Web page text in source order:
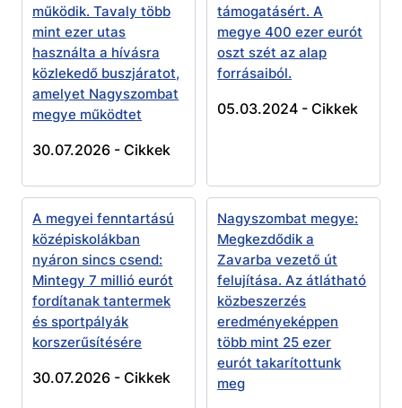
működik. Tavaly több
mint ezer utas
használta a hívásra
közlekedő buszjáratot,
amelyet Nagyszombat
megye működtet
30.07.2026 - Cikkek
támogatásért. A
megye 400 ezer eurót
oszt szét az alap
forrásaiból.
05.03.2024 - Cikkek
A megyei fenntartású
középiskolákban
nyáron sincs csend:
Mintegy 7 millió eurót
fordítanak tantermek
és sportpályák
korszerűsítésére
30.07.2026 - Cikkek
Nagyszombat megye:
Megkezdődik a
Zavarba vezető út
felujítása. Az átlátható
közbeszerzés
eredményeképpen
több mint 25 ezer
eurót takarítottunk
meg